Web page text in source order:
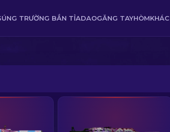
TRƯỜNG BẮN TỈADAOGĂNG TAYHÒMKHÁC